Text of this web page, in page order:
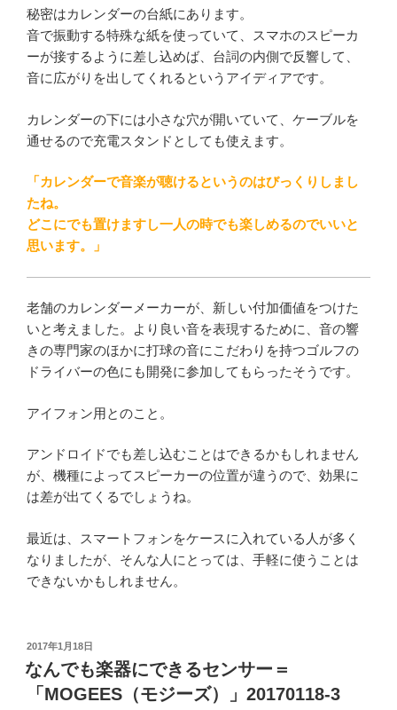
秘密はカレンダーの台紙にあります。
音で振動する特殊な紙を使っていて、スマホのスピーカ
ーが接するように差し込めば、台詞の内側で反響して、
音に広がりを出してくれるというアイディアです。
カレンダーの下には小さな穴が開いていて、ケーブルを
通せるので充電スタンドとしても使えます。
「カレンダーで音楽が聴けるというのはびっくりしまし
たね。
どこにでも置けますし一人の時でも楽しめるのでいいと
思います。」
老舗のカレンダーメーカーが、新しい付加価値をつけた
いと考えました。より良い音を表現するために、音の響
きの専門家のほかに打球の音にこだわりを持つゴルフの
ドライバーの色にも開発に参加してもらったそうです。
アイフォン用とのこと。
アンドロイドでも差し込むことはできるかもしれません
が、機種によってスピーカーの位置が違うので、効果に
は差が出てくるでしょうね。
最近は、スマートフォンをケースに入れている人が多く
なりましたが、そんな人にとっては、手軽に使うことは
できないかもしれません。
投
稿
日:
2017年1月18日
なんでも楽器にできるセンサー＝
「MOGEES（モジーズ）」20170118-3